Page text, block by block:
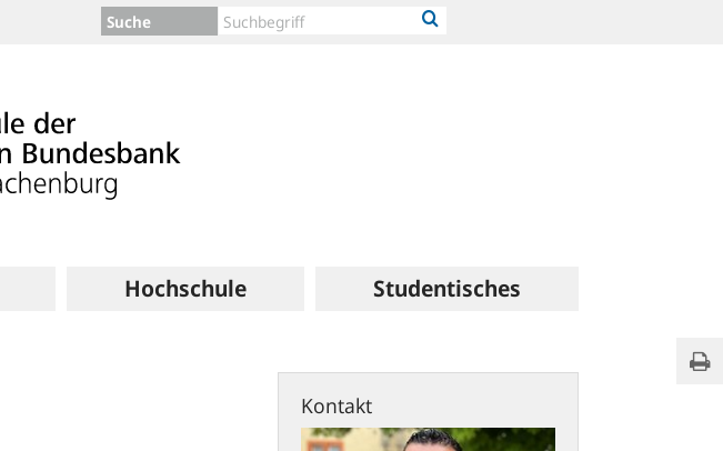
Suche
Hochschule Studentisches
Kontakt